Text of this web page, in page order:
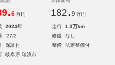
.6 万円 182. 9 万円
2024年 走行
1.3万km
'27/2 修復
なし
保証付 整備
法定整備付
岐阜県 瑞浪市